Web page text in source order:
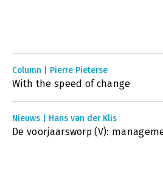
Column | Pierre Pieterse
With the speed of change
Nieuws | Hans van der Klis
De voorjaarsworp (V):